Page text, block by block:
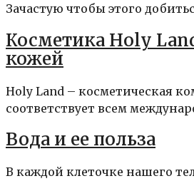
Зачастую чтобы этого
Косметика Holy
кожей
Holy Land – косметическая
соответствует всем
Вода и ее польза
В каждой клеточке нашего